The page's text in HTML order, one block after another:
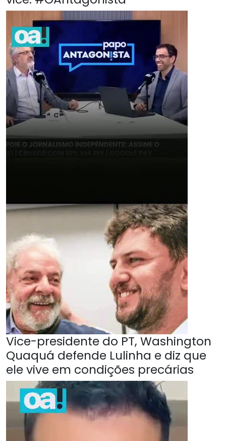
Vice-presidente do PT, Washington
Quaquá defende Lulinha e diz que
ele vive em condições precárias